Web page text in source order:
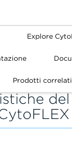
Explore
Prodotti correlati